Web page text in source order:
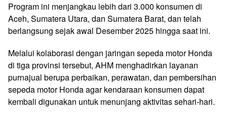
Program ini menjangkau lebih dari 3.000 konsumen di
Aceh, Sumatera Utara, dan Sumatera Barat, dan telah
berlangsung sejak awal Desember 2025 hingga saat ini.
Melalui kolaborasi dengan jaringan sepeda motor Honda
di tiga provinsi tersebut, AHM menghadirkan layanan
purnajual berupa perbaikan, perawatan, dan pembersihan
sepeda motor Honda agar kendaraan konsumen dapat
kembali digunakan untuk menunjang aktivitas sehari-hari.